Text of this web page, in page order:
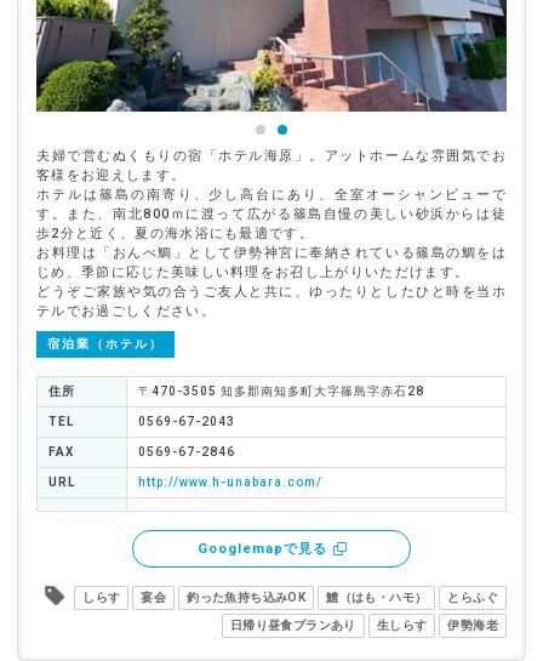
夫婦で営むぬくもりの宿「ホテル海原」。アットホームな雰囲気でお
客様をお迎えします。
ホテルは篠島の南寄り、少し高台にあり、全室オーシャンビューで
す。また、南北800ｍに渡って広がる篠島自慢の美しい砂浜からは徒
歩2分と近く、夏の海水浴にも最適です。
お料理は「おんべ鯛」として伊勢神宮に奉納されている篠島の鯛をは
じめ、季節に応じた美味しい料理をお召し上がりいただけます。
どうぞご家族や気の合うご友人と共に、ゆったりとしたひと時を当ホ
テルでお過ごしください。
宿泊業（ホテル）
住所 〒470-3505 知多郡南知多町大字篠島字赤石28
TEL 0569-67-2043
FAX 0569-67-2846
URL http://www.h-unabara.com/
Googlemapで見る
しらす 宴会 釣った魚持ち込みOK 鱧（はも・ハモ） とらふぐ
日帰り昼食プランあり 生しらす 伊勢海老